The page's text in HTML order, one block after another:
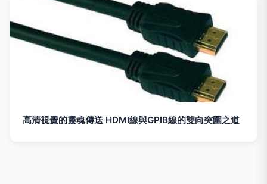
高清視覺的靈魂傳送 HDMI線與GPIB線的雙向突圍之道